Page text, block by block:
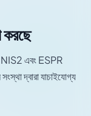
করছে
NIS2 এবং ESPR
দ্বারা যাচাইযোগ্য